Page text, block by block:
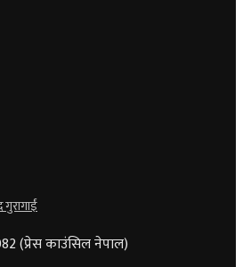
(प्रेस काउंसिल नेपाल)